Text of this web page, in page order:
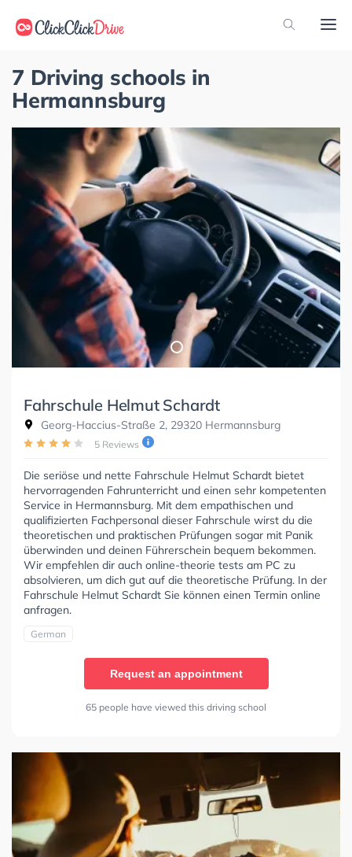
7 Driving schools in
Hermannsburg
Fahrschule Helmut Schardt
Georg-Haccius-Straße 2, 29320 Hermannsburg
5 Reviews
Die seriöse und nette Fahrschule Helmut Schardt bietet
hervorragenden Fahrunterricht und einen sehr kompetenten
Service in Hermannsburg. Mit dem empathischen und
qualifizierten Fachpersonal dieser Fahrschule wirst du die
theoretischen und praktischen Prüfungen sogar mit Panik
überwinden und deinen Führerschein bequem bekommen.
Wir empfehlen dir auch online-theorie tests am PC zu
absolvieren, um dich gut auf die theoretische Prüfung. In der
Fahrschule Helmut Schardt Sie können einen Termin online
anfragen.
German
Request an appointment
65 people have viewed this driving school